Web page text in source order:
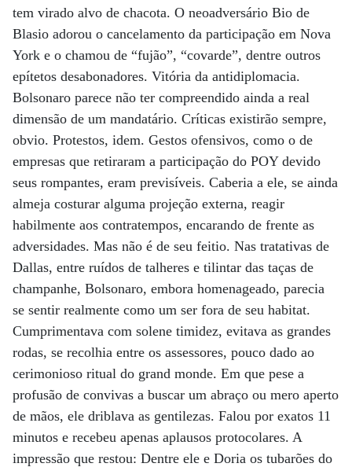
tem virado alvo de chacota. O neoadversário Bio de
Blasio adorou o cancelamento da participação em Nova
York e o chamou de “fujão”, “covarde”, dentre outros
epítetos desabonadores. Vitória da antidiplomacia.
Bolsonaro parece não ter compreendido ainda a real
dimensão de um mandatário. Críticas existirão sempre,
obvio. Protestos, idem. Gestos ofensivos, como o de
empresas que retiraram a participação do POY devido
seus rompantes, eram previsíveis. Caberia a ele, se ainda
almeja costurar alguma projeção externa, reagir
habilmente aos contratempos, encarando de frente as
adversidades. Mas não é de seu feitio. Nas tratativas de
Dallas, entre ruídos de talheres e tilintar das taças de
champanhe, Bolsonaro, embora homenageado, parecia
se sentir realmente como um ser fora de seu habitat.
Cumprimentava com solene timidez, evitava as grandes
rodas, se recolhia entre os assessores, pouco dado ao
cerimonioso ritual do grand monde. Em que pese a
profusão de convivas a buscar um abraço ou mero aperto
de mãos, ele driblava as gentilezas. Falou por exatos 11
minutos e recebeu apenas aplausos protocolares. A
impressão que restou: Dentre ele e Doria os tubarões do